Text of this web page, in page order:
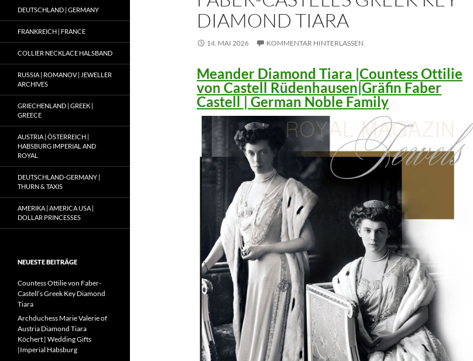
DIAMOND TIARA
14. MAI 2026 KOMMENTAR HINTERLASSEN
Meander Diamond Tiara |Countess Ottilie
von Castell Rüdenhausen|Gräfin Faber
Castell | German Noble Family
DEUTSCHLAND | GERMANY
FRANKREICH | FRANCE
COLLIER NECKLACE HALSBAND
RUSSIA | ROMANOV | JEWELLER
ARCHIVES
GRIECHENLAND | GREEK |
GREECE
AUSTRIA | ÖSTERREICH |
HABSBURG IMPERIAL AND
ROYAL
DEUTSCHLAND-GERMANY |
THURN & TAXIS
AMERIKA | AMERICA USA |
DOLLAR PRINCESSES
NEUESTE BEITRÄGE
Countess Ottilie von Faber-
Castell’s Greek Key Diamond
Tiara
Archduchess Marie Valerie of
Austria Diamond Tiara
Köchert | Wedding Gifts
|Imperial Habsburg